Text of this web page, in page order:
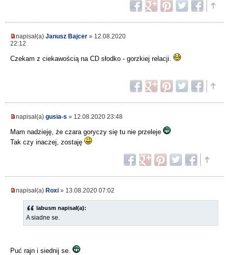
napisał(a) Janusz Bajcer » 12.08.2020
22:12
Czekam z ciekawością na CD słodko - gorzkiej relacji.
napisał(a) gusia-s » 12.08.2020 23:48
Mam nadzieję, że czara goryczy się tu nie przeleje
Tak czy inaczej, zostaję
napisał(a) Roxi » 13.08.2020 07:02
labusm napisał(a):
A siadne se.
Puć rajn i siednij se.